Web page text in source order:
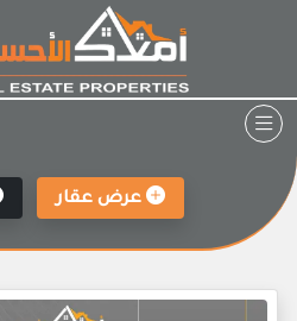
عرض عقار